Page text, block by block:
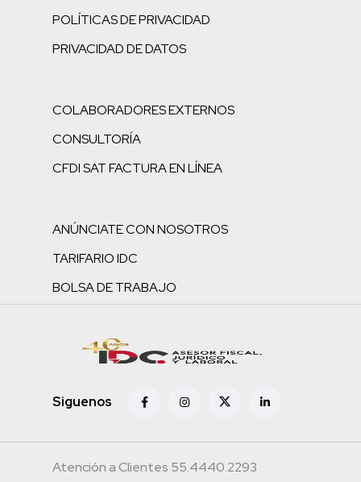
POLÍTICAS DE PRIVACIDAD
PRIVACIDAD DE DATOS
COLABORADORES EXTERNOS
CONSULTORÍA
CFDI SAT FACTURA EN LÍNEA
ANÚNCIATE CON NOSOTROS
TARIFARIO IDC
BOLSA DE TRABAJO
Siguenos
Atención a Clientes 55.4440.2293